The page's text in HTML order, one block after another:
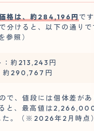
格は、約284,196円 で
分けると、以下の通りで
参照）
：約213,243円
約290,767円
で、値段には個体差があ
と、最高値は
。（※2026年2月時点）